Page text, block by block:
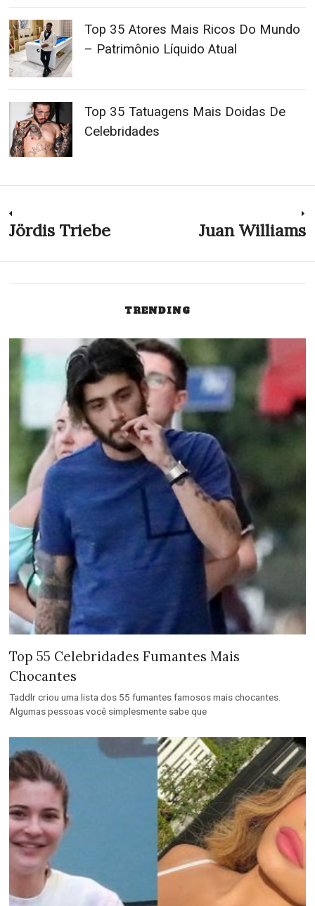
Top 35 Atores Mais Ricos Do Mundo
– Patrimônio Líquido Atual
Top 35 Tatuagens Mais Doidas De
Celebridades
Navegação
de
Previous
Jördis Triebe Juan Williams
TRENDING
Top 55 Celebridades Fumantes Mais
Chocantes
Taddlr criou uma lista dos 55 fumantes famosos mais chocantes.
Algumas pessoas você simplesmente sabe que